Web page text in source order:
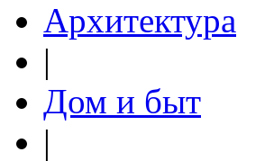
Архитектура
|
Дом и быт
|